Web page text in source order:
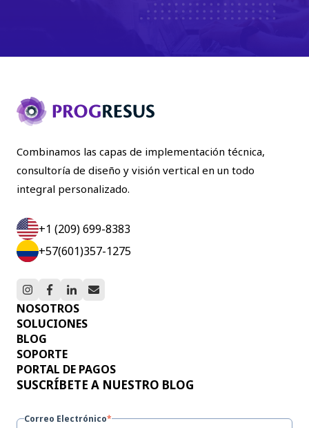
Combinamos las capas de implementación técnica,
consultoría de diseño y visión vertical en un todo
integral personalizado.
+1 (209) 699-8383
+57(601)357-1275
NOSOTROS
SOLUCIONES
BLOG
SOPORTE
PORTAL DE PAGOS
SUSCRÍBETE A NUESTRO BLOG
Correo Electrónico*